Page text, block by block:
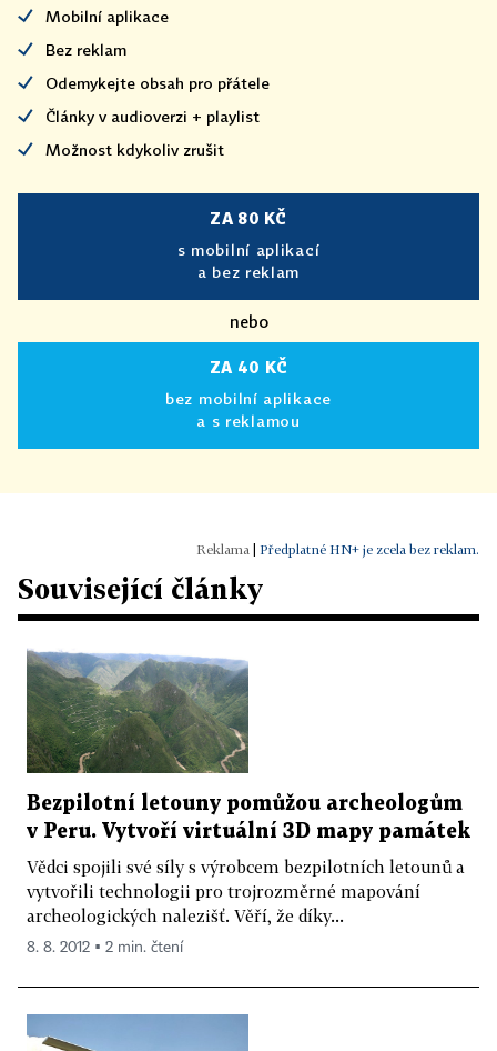
Mobilní aplikace
Bez reklam
Odemykejte obsah pro přátele
Články v audioverzi + playlist
Možnost kdykoliv zrušit
ZA 80 KČ
s mobilní aplikací
a bez reklam
nebo
ZA 40 KČ
bez mobilní aplikace
a s reklamou
Předplatné HN+ je zcela bez reklam.
Související články
Bezpilotní letouny pomůžou archeologům
v Peru. Vytvoří virtuální 3D mapy památek
Vědci spojili své síly s výrobcem bezpilotních letounů a
vytvořili technologii pro trojrozměrné mapování
archeologických nalezišť. Věří, že díky...
8. 8. 2012 ▪ 2 min. čtení